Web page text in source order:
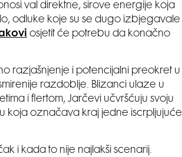
val direktne, sirove energije koja
odluke koje su se dugo izbjegavale
osjetit će potrebu da konačno
razjašnjenje i potencijalni preokret u
razdoblje. Blizanci ulaze u
i flertom, Jarčevi učvršćuju svoju
koja označava kraj jedne iscrpljujuće
i kada to nije najlakši scenarij.